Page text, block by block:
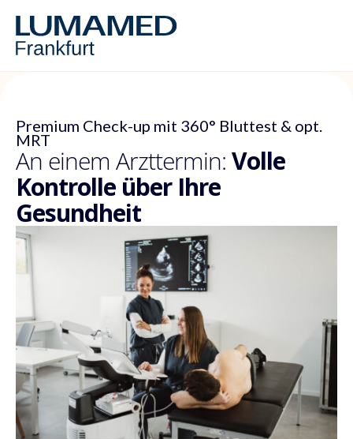
Premium Check-up mit 360° Bluttest & opt.
MRT
An einem Arzttermin:Volle
Kontrolle über Ihre
Gesundheit